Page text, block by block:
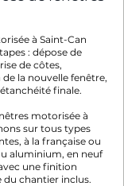
à Saint-Can
: dépose de
de côtes,
la nouvelle fenêtre,
finale.
motorisée à
sur tous types
à la française ou
aluminium, en neuf
une finition
chantier inclus.